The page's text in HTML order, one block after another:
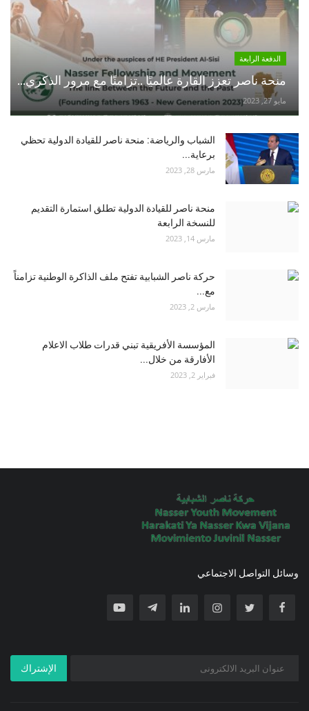
الدفعة الرابعة
منحة ناصر تعزز القارة عالميًا ..تزامنًا مع مرور الذكري...
مايو 27, 2023
الشباب والرياضة: منحة ناصر للقيادة الدولية تحظي
برعاية...
مارس 28, 2023
منحة ناصر للقيادة الدولية تطلق استمارة التقديم
للنسخة الرابعة
مارس 14, 2023
حركة ناصر الشبابية تفتح ملف الذاكرة الوطنية تزامناً
مع...
مارس 2, 2023
المؤسسة الأفريقية تبني قدرات طلاب الاعلام
الأفارقة من خلال...
فبراير 2, 2023
وسائل التواصل الاجتماعي
الإشتراك